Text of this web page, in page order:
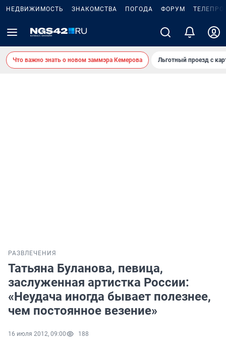
НЕДВИЖИМОСТЬ ЗНАКОМСТВА ПОГОДА ФОРУМ
Что важно знать о новом заммэра Кемерова Льготный проезд с
РАЗВЛЕЧЕНИЯ
Татьяна Буланова, певица,
заслуженная артистка России:
«Неудача иногда бывает полезнее,
чем постоянное везение»
16 июля 2012, 09:00 188